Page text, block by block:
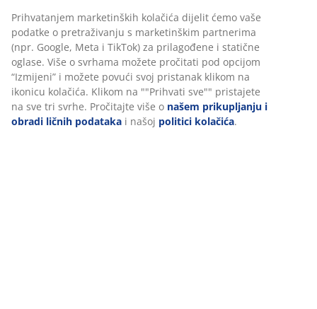
Prihvatanjem marketinških kolačića dijelit ćemo vaše
podatke o pretraživanju s marketinškim partnerima
(npr. Google, Meta i TikTok) za prilagođene i statične
oglase. Više o svrhama možete pročitati pod opcijom
“Izmijeni” i možete povući svoj pristanak klikom na
ikonicu kolačića. Klikom na ""Prihvati sve"" pristajete
na sve tri svrhe. Pročitajte više o našem prikupljanju i
obradi ličnih podataka i našoj politici kolačića.